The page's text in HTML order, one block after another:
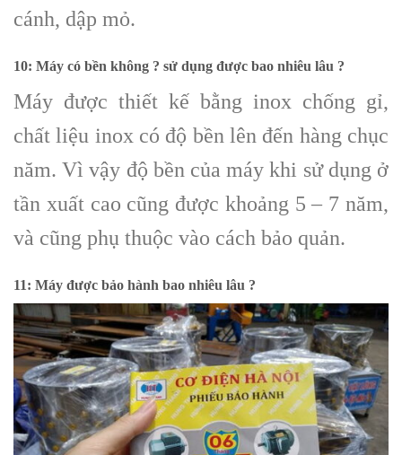
cánh, dập mỏ.
10: Máy có bền không ? sử dụng được bao nhiêu lâu ?
Máy được thiết kế bằng inox chống gỉ,
chất liệu inox có độ bền lên đến hàng chục
năm. Vì vậy độ bền của máy khi sử dụng ở
tần xuất cao cũng được khoảng 5 – 7 năm,
và cũng phụ thuộc vào cách bảo quản.
11: Máy được bảo hành bao nhiêu lâu ?